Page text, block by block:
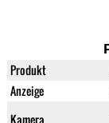
Produkt
Anzeige
Kamera